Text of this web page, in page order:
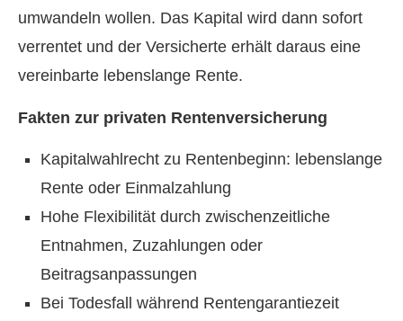
umwandeln wollen. Das Kapital wird dann sofort
verrentet und der Versicherte erhält daraus eine
vereinbarte lebenslange Rente.
Fakten zur privaten Rentenversicherung
Kapitalwahlrecht zu Rentenbeginn: lebenslange
Rente oder Einmalzahlung
Hohe Flexibilität durch zwischenzeitliche
Entnahmen, Zuzahlungen oder
Beitragsanpassungen
Bei Todesfall während Rentengarantiezeit